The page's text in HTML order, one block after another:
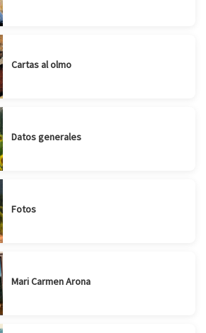
Cartas al olmo
Datos generales
Fotos
Mari Carmen Arona